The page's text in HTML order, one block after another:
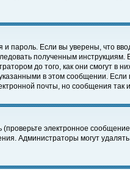
пароль. Если вы уверены, что
полученным
до того, как они смогут
в этом сообщении.
почты, но сообщения
электронное
Администраторы могут